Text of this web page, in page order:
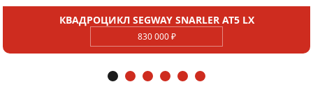
КВАДРОЦИКЛ SEGWAY SNARLER AT5 LX
830 000 ₽